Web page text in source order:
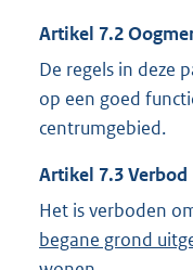
Artikel 7.2
De regels in deze
op een goed
centrumgebied.
Artikel 7.3Verbod
Het is verboden
begane grond